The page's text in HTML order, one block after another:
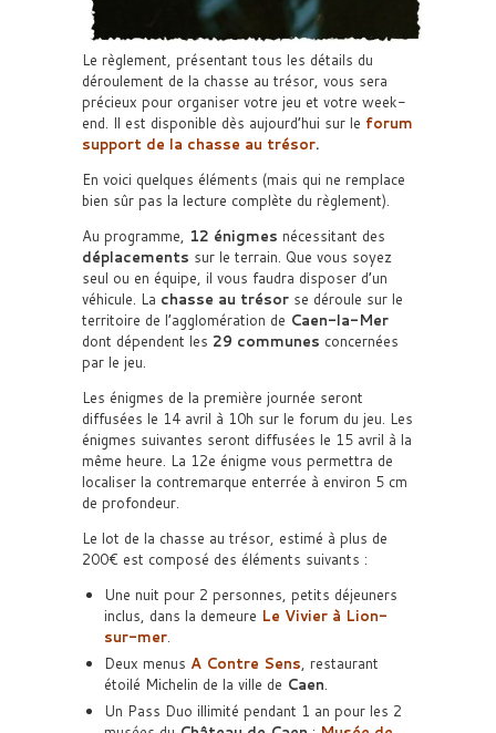
Le règlement, présentant tous les détails du
déroulement de la chasse au trésor, vous sera
précieux pour organiser votre jeu et votre week-
end. Il est disponible dès aujourd’hui sur le forum
support de la chasse au trésor.
En voici quelques éléments (mais qui ne remplace
bien sûr pas la lecture complète du règlement).
Au programme, 12 énigmes nécessitant des
déplacements sur le terrain. Que vous soyez
seul ou en équipe, il vous faudra disposer d’un
véhicule. La chasse au trésor se déroule sur le
territoire de l’agglomération de Caen-la-Mer
dont dépendent les 29 communes concernées
par le jeu.
Les énigmes de la première journée seront
diffusées le 14 avril à 10h sur le forum du jeu. Les
énigmes suivantes seront diffusées le 15 avril à la
même heure. La 12e énigme vous permettra de
localiser la contremarque enterrée à environ 5 cm
de profondeur.
Le lot de la chasse au trésor, estimé à plus de
200€ est composé des éléments suivants :
Une nuit pour 2 personnes, petits déjeuners
inclus, dans la demeure Le Vivier à Lion-
sur-mer.
Deux menus A Contre Sens, restaurant
étoilé Michelin de la ville de Caen.
Un Pass Duo illimité pendant 1 an pour les 2